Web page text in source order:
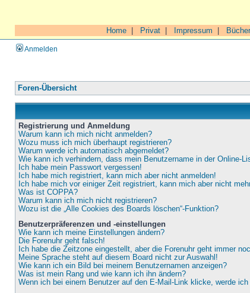
Home Privat Impressum Bücher
Anmelden
Foren-Übersicht
Registrierung und Anmeldung
Warum kann ich mich nicht anmelden?
Wozu muss ich mich überhaupt registrieren?
Warum werde ich automatisch abgemeldet?
Wie kann ich verhindern, dass mein Benutzername in der Online-
Ich habe mein Passwort vergessen!
Ich habe mich registriert, kann mich aber nicht anmelden!
Ich habe mich vor einiger Zeit registriert, kann mich aber nicht
Was ist COPPA?
Warum kann ich mich nicht registrieren?
Wozu ist die „Alle Cookies des Boards löschen“-Funktion?
Benutzerpräferenzen und -einstellungen
Wie kann ich meine Einstellungen ändern?
Die Forenuhr geht falsch!
Ich habe die Zeitzone eingestellt, aber die Forenuhr geht immer
Meine Sprache steht auf diesem Board nicht zur Auswahl!
Wie kann ich ein Bild bei meinem Benutzernamen anzeigen?
Was ist mein Rang und wie kann ich ihn ändern?
Wenn ich bei einem Benutzer auf den E-Mail-Link klicke, werde